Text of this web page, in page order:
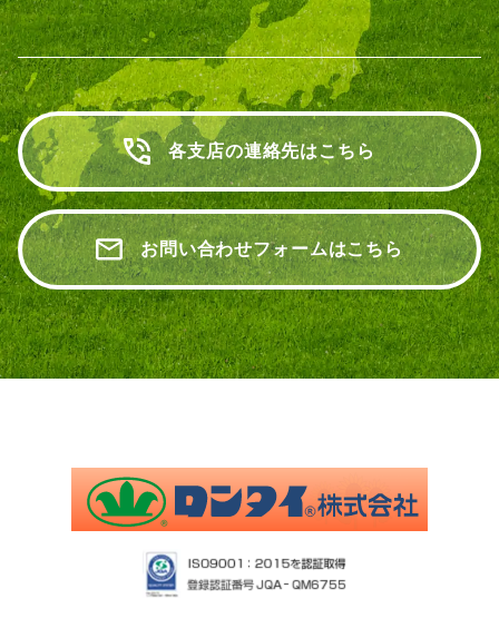
各支店の連絡先はこちら
お問い合わせフォームはこちら